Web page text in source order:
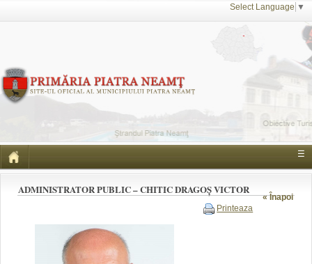
Select Language ▼
☰
« Înapoi
ADMINISTRATOR PUBLIC – CHITIC DRAGOȘ VICTOR
Printeaza